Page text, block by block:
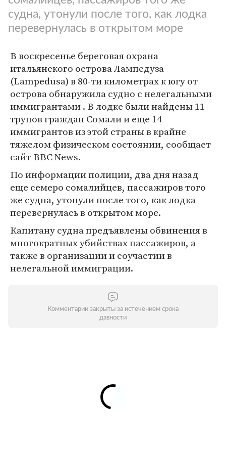
судна, утонули после того, как лодка
перевернулась в открытом море
В воскресенье береговая охрана
итальянского острова Лампедуза
(Lampedusa) в 80-ти километрах к югу от
острова обнаружила судно с нелегальными
иммигрантами . В лодке были найдены 11
трупов граждан Сомали и еще 14
иммигрантов из этой страны в крайне
тяжелом физическом состоянии, сообщает
сайт BBC News.
По информации полиции, два дня назад
еще семеро сомалийцев, пассажиров того
же судна, утонули после того, как лодка
перевернулась в открытом море.
Капитану судна предъявлены обвинения в
многократных убийствах пассажиров, а
также в организации и соучастии в
нелегальной иммиграции.
Комментарии закрыты за истечением срока
давности